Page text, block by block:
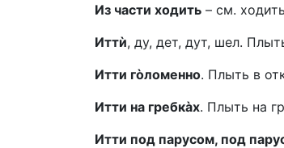
Из части ходить – см.
Иттѝ, ду, дет, дут, шел.
Итти гòломенно. Плыть в
Итти на гребкàх. Плыть на
Итти под парусом, под